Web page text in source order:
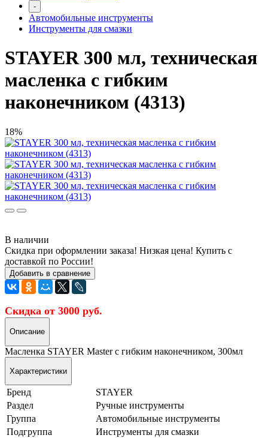
-
Автомобильные инструменты
Инструменты для смазки
STAYER 300 мл, техническая
масленка с гибким
наконечником (4313)
18%
В наличии
Скидка при оформлении заказа! Низкая цена! Купить с
доставкой по России!
Добавить в сравнение
Скидка от 3000 руб.
Описание
Масленка STAYER Master с гибким наконечником, 300мл
Характеристики
Бренд
STAYER
Раздел
Ручные инструменты
Группа
Автомобильные инструменты
Подгруппа
Инструменты для смазки